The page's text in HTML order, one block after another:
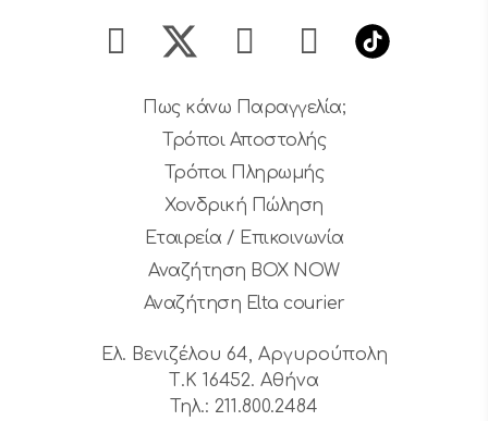
Πως κάνω Παραγγελία;
Τρόποι Αποστολής
Τρόποι Πληρωμής
Χονδρική Πώληση
Εταιρεία / Επικοινωνία
Αναζήτηση BOX NOW
Αναζήτηση Elta courier
Ελ. Βενιζέλου 64, Αργυρούπολη
Τ.Κ 16452. Αθήνα
Τηλ.: 211.800.2484